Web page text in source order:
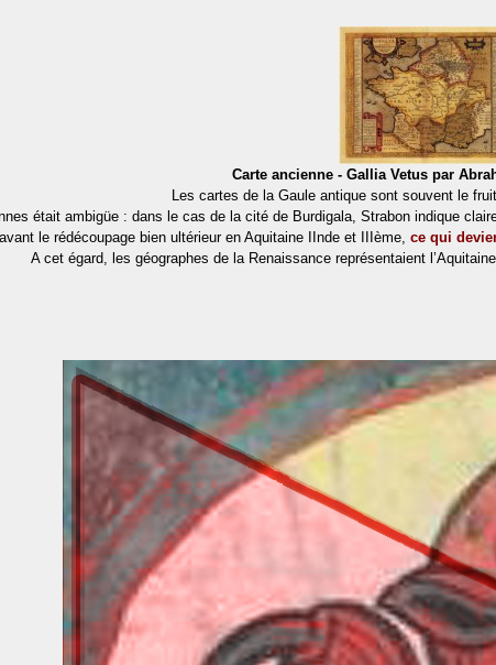
Carte ancienne - Gallia Vetus par
Les cartes de la Gaule antique sont souvent le
était ambigüe : dans le cas de la cité de Burdigala, Strabon indique
le rédécoupage bien ultérieur en Aquitaine IInde et IIIème, ce qui
A cet égard, les géographes de la Renaissance représentaient